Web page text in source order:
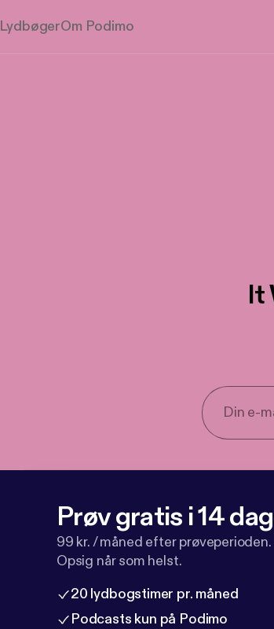
LydbøgerOm Podimo
It
Prøv gratis i 14
99 kr. / måned efter prøveperioden.
Opsig når som helst.
20 lydbogstimer pr. måned
Podcasts kun på Podimo